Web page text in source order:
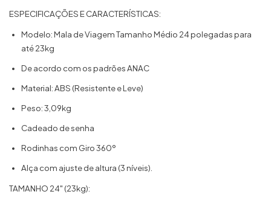
ESPECIFICAÇÕES E CARACTERÍSTICAS:
Modelo: Mala de Viagem Tamanho Médio 24 polegadas para
até 23kg
De acordo com os padrões ANAC
Material: ABS (Resistente e Leve)
Peso: 3,09kg
Cadeado de senha
Rodinhas com Giro 360º
Alça com ajuste de altura (3 níveis).
TAMANHO 24" (23kg):